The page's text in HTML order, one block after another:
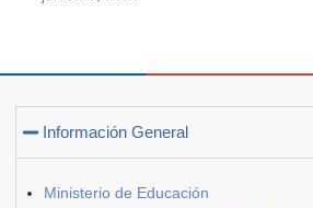
Información General
Ministerio de Educación